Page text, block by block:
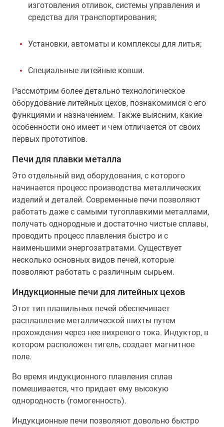
изготовления отливок, системы управления и
средства для транспортирования;
Установки, автоматы и комплексы для литья;
Специальные литейные ковши.
Рассмотрим более детально технологическое
оборудование литейных цехов, познакомимся с его
функциями и назначением. Также выясним, какие
особенности оно имеет и чем отличается от своих
первых прототипов.
Печи для плавки металла
Это отдельный вид оборудования, с которого
начинается процесс производства металлических
изделий и деталей. Современные печи позволяют
работать даже с самыми тугоплавкими металлами,
получать однородные и достаточно чистые сплавы,
проводить процесс плавления быстро и с
наименьшими энергозатратами. Существует
несколько основных видов печей, которые
позволяют работать с различным сырьем.
Индукционные печи для литейных цехов
Этот тип плавильных печей обеспечивает
расплавление металлической шихты путем
прохождения через нее вихревого тока. Индуктор, в
котором расположен тигель, создает магнитное
поле.
Во время индукционного плавления сплав
помешивается, что придает ему высокую
однородность (гомогенность).
Индукционные печи позволяют довольно быстро